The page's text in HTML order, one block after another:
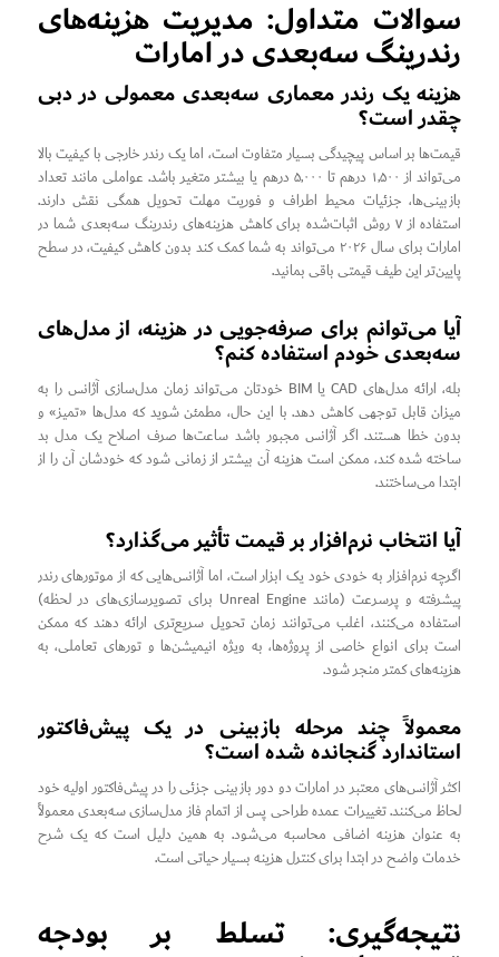
سوالات متداول: مدیریت هزینه‌های
رندرینگ سه‌بعدی در امارات
هزینه یک رندر معماری سه‌بعدی معمولی در دبی
چقدر است؟
قیمت‌ها بر اساس پیچیدگی بسیار متفاوت است، اما یک رندر خارجی با کیفیت بالا
می‌تواند از ۱,۵۰۰ درهم تا ۵,۰۰۰ درهم یا بیشتر متغیر باشد. عواملی مانند تعداد
بازبینی‌ها، جزئیات محیط اطراف و فوریت مهلت تحویل همگی نقش دارند.
استفاده از ۷ روش اثبات‌شده برای کاهش هزینه‌های رندرینگ سه‌بعدی شما در
امارات برای سال ۲۰۲۶ می‌تواند به شما کمک کند بدون کاهش کیفیت، در سطح
پایین‌تر این طیف قیمتی باقی بمانید.
آیا می‌توانم برای صرفه‌جویی در هزینه، از مدل‌های
سه‌بعدی خودم استفاده کنم؟
بله، ارائه مدل‌های CAD یا BIM خودتان می‌تواند زمان مدل‌سازی آژانس را به
میزان قابل توجهی کاهش دهد. با این حال، مطمئن شوید که مدل‌ها «تمیز» و
بدون خطا هستند. اگر آژانس مجبور باشد ساعت‌ها صرف اصلاح یک مدل بد
ساخته شده کند، ممکن است هزینه آن بیشتر از زمانی شود که خودشان آن را از
ابتدا می‌ساختند.
آیا انتخاب نرم‌افزار بر قیمت تأثیر می‌گذارد؟
اگرچه نرم‌افزار به خودی خود یک ابزار است، اما آژانس‌هایی که از موتورهای رندر
پیشرفته و پرسرعت (مانند Unreal Engine برای تصویرسازی‌های در لحظه)
استفاده می‌کنند، اغلب می‌توانند زمان تحویل سریع‌تری ارائه دهند که ممکن
است برای انواع خاصی از پروژه‌ها، به ویژه انیمیشن‌ها و تورهای تعاملی، به
هزینه‌های کمتر منجر شود.
معمولاً چند مرحله بازبینی در یک پیش‌فاکتور
استاندارد گنجانده شده است؟
اکثر آژانس‌های معتبر در امارات دو دور بازبینی جزئی را در پیش‌فاکتور اولیه خود
لحاظ می‌کنند. تغییرات عمده طراحی پس از اتمام فاز مدل‌سازی سه‌بعدی معمولاً
به عنوان هزینه اضافی محاسبه می‌شود. به همین دلیل است که یک شرح
خدمات واضح در ابتدا برای کنترل هزینه بسیار حیاتی است.
نتیجه‌گیری: تسلط بر بودجه